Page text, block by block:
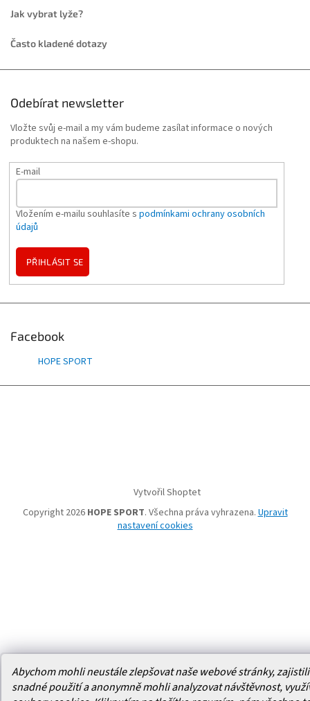
Abychom mohli neustále zlepšovat naše webové stránky,
snadné použití a anonymně mohli analyzovat návštěvnost,
Jak vybrat lyže?
Často kladené dotazy
Odebírat newsletter
Vložte svůj e-mail a my vám budeme zasílat informace o nových
produktech na našem e-shopu.
E-mail
Vložením e-mailu souhlasíte s podmínkami ochrany osobních
údajů
PŘIHLÁSIT SE
Facebook
HOPE SPORT
Vytvořil Shoptet
Copyright 2026 HOPE SPORT. Všechna práva vyhrazena. Upravit
nastavení cookies